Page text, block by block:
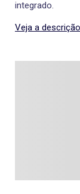
integrado.
Veja a descrição